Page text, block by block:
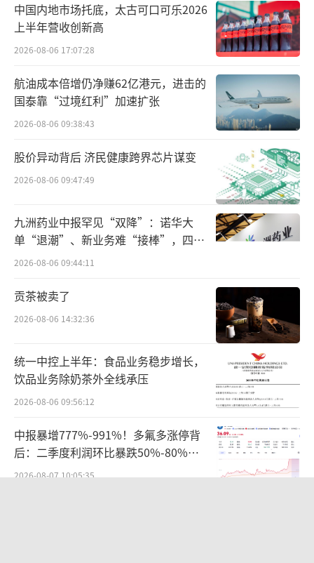
会员积分赛组委会携手，开创资源共享和优势
互补的良好局面，共同致力于推广普及高尔夫
文化，以更精细化的赛事服务，更专业化的赛
事体验，让大家全方位感知衡水老白干为消费
者服务的极致品质诚意，让更多的人可以体验
到高尔夫运动和更健康的高端白酒和谐共振带
来的美好体验。”贺延昭如是说。
（责任编辑：zx02
80）
中国内地市场托底，太古可口可乐2026
上半年营收创新高
2026-08-06 17:07:28
航油成本倍增仍净赚62亿港元，进击的
国泰靠“过境红利”加速扩张
2026-08-06 09:38:43
股价异动背后 济民健康跨界芯片谋变
2026-08-06 09:47:49
九洲药业中报罕见“双降”：诺华大
单“退潮”、新业务难“接棒”，四大
难关待闯
2026-08-06 09:44:11
贡茶被卖了
2026-08-06 14:32:36
统一中控上半年：食品业务稳步增长，
饮品业务除奶茶外全线承压
2026-08-06 09:56:12
中报暴增777%-991%！多氟多涨停背
后：二季度利润环比暴跌50%-80%，
是黄金坑还是陷阱？
2026-08-07 10:05:35